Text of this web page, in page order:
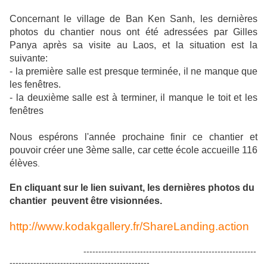
Concernant le village de Ban Ken Sanh, les dernières
photos du chantier nous ont été adressées par Gilles
Panya après sa visite au Laos, et la situation est la
suivante:
- la première salle est presque terminée, il ne manque que
les fenêtres.
- la deuxième salle est à terminer, il manque le toit et les
fenêtres
Nous espérons l'année prochaine finir ce chantier et
pouvoir créer une 3ème salle, car cette école accueille 116
élèves
En cliquant sur le lien suivant, les dernières photos du
chantier peuvent être visionnées.
http://www.kodakgallery.fr/ShareLanding.action
----------------------------------------------------------
-----------------------------------------------